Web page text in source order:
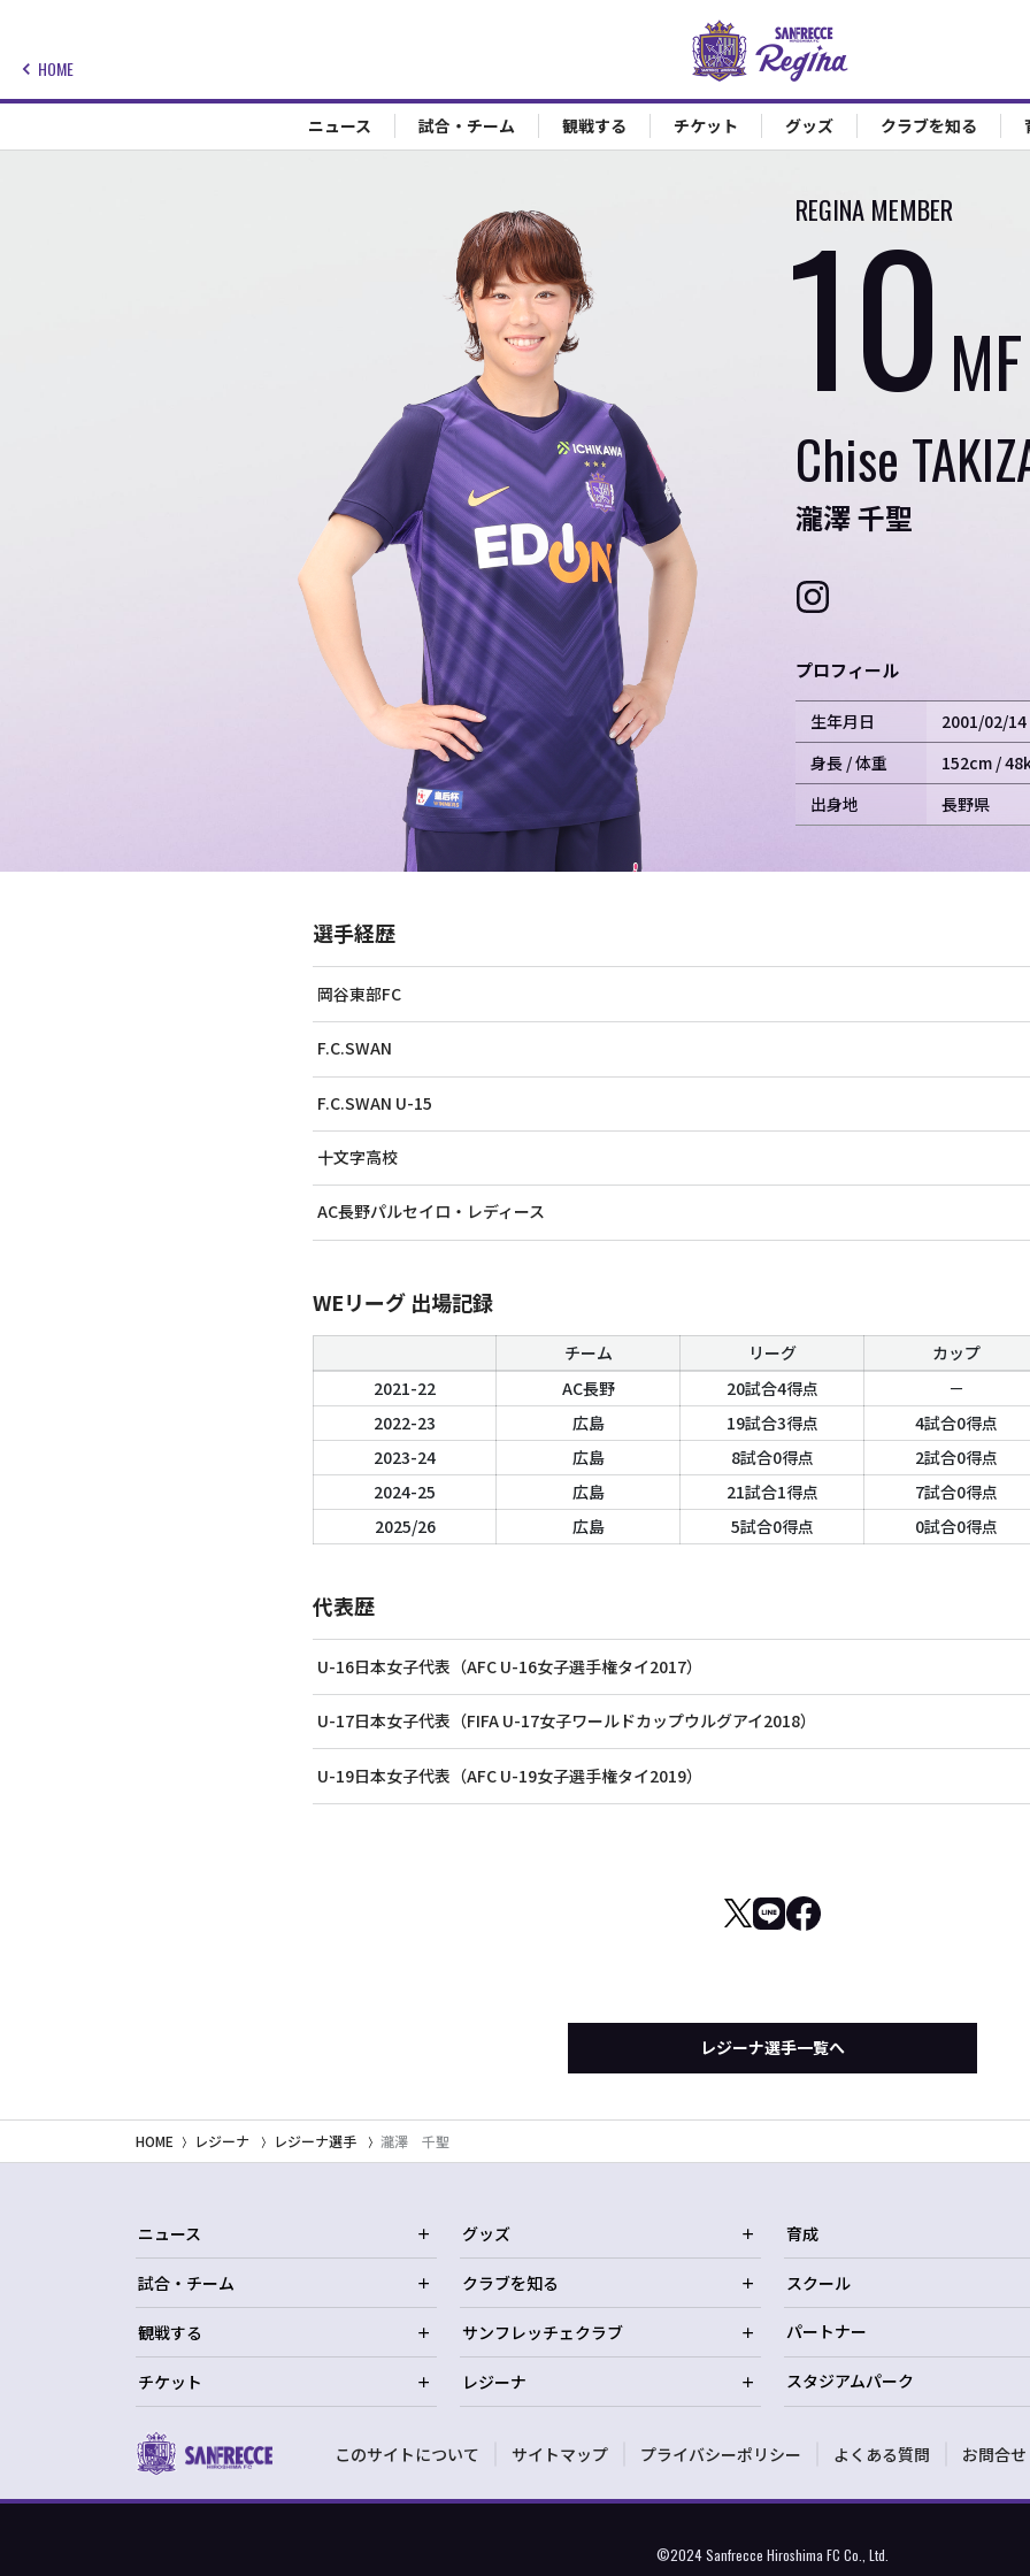
HOME
ニュース 試合・チーム 観戦する チケット グッズ クラブを知る
REGINA MEMBER
10 MF
Chise
たきざわ ちせ
瀧澤千聖
プロフィール
生年月日
2001/02/14
身長 / 体重
152cm /
出身地
長野県
選手経歴
岡谷東部FC
F.C.SWAN
F.C.SWAN U-15
十文字高校
AC長野パルセイロ・レディース
WEリーグ 出場記録
チーム リーグ
カップ
2021-22
AC長野 20試合4得点
－
2022-23
広島 19試合3得点
4試合0得点
2023-24
広島 8試合0得点
2試合0得点
2024-25
広島 21試合1得点
7試合0得点
2025/26
広島 5試合0得点 0試合0得点
代表歴
U-16日本女子代表（AFC U-16女子選手権タイ2017）
U-17日本女子代表（FIFA U-17女子ワールドカップウルグアイ2018）
U-19日本女子代表（AFC U-19女子選手権タイ2019）
レジーナ選手一覧へ
HOME レジーナ レジーナ選手 瀧澤 千聖
ニュース
試合・チーム
観戦する
チケット
グッズ
クラブを知る
サンフレッチェクラブ
レジーナ
育成
スクール
パートナー
スタジアムパーク
このサイトについて サイトマップ プライバシーポリシー よくある質問 お問合せ
©2024 Sanfrecce Hiroshima FC Co., Ltd.